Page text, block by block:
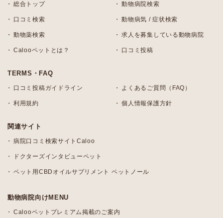
総合トップ 動物病院検索
口コミ検索 動物病気 / 症状検索
動物薬検索 求人を募集している動物病院
Calooペットとは？ 口コミ投稿
TERMS・FAQ
口コミ投稿ガイドライン よくあるご質問（FAQ）
利用規約 個人情報保護方針
関連サイト
病院口コミ検索サイトCaloo
ドクターズインタビューペット
ペット用CBDオイルサプリメント ペットノール
動物病院向けMENU
Calooペットプレミアム掲載のご案内